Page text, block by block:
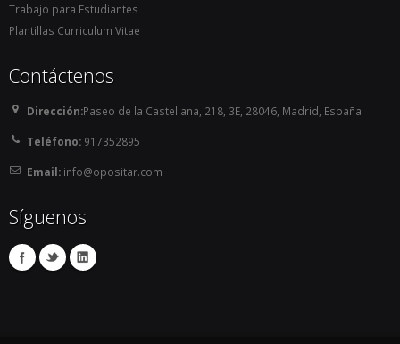
Trabajo para Estudiantes
Plantillas Curriculum Vitae
Contáctenos
Dirección:Paseo de la Castellana, 218, 3E, 28046, Madrid, España
Teléfono: 917352895
Email:info@opositar.com
Síguenos